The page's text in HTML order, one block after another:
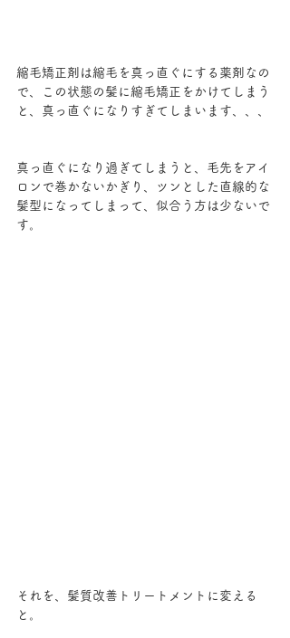
縮毛矯正剤は縮毛を真っ直ぐにする薬剤なの
で、この状態の髪に縮毛矯正をかけてしまう
と、真っ直ぐになりすぎてしまいます、、、
真っ直ぐになり過ぎてしまうと、毛先をアイ
ロンで巻かないかぎり、ツンとした直線的な
髪型になってしまって、似合う方は少ないで
す。
それを、髪質改善トリートメントに変える
と。